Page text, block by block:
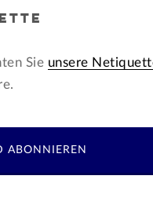
Sie unsere
ABONNIEREN